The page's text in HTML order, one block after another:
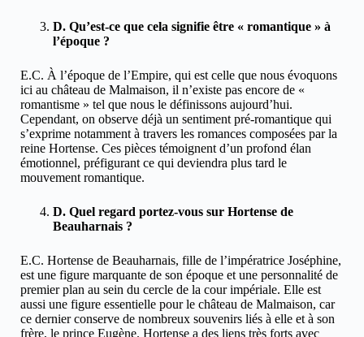
D. Qu’est-ce que cela signifie être « romantique » à
l’époque ?
E.C. À l’époque de l’Empire, qui est celle que nous évoquons
ici au château de Malmaison, il n’existe pas encore de «
romantisme » tel que nous le définissons aujourd’hui.
Cependant, on observe déjà un sentiment pré-romantique qui
s’exprime notamment à travers les romances composées par la
reine Hortense. Ces pièces témoignent d’un profond élan
émotionnel, préfigurant ce qui deviendra plus tard le
mouvement romantique.
D. Quel regard portez-vous sur Hortense de
Beauharnais ?
E.C. Hortense de Beauharnais, fille de l’impératrice Joséphine,
est une figure marquante de son époque et une personnalité de
premier plan au sein du cercle de la cour impériale. Elle est
aussi une figure essentielle pour le château de Malmaison, car
ce dernier conserve de nombreux souvenirs liés à elle et à son
frère, le prince Eugène. Hortense a des liens très forts avec